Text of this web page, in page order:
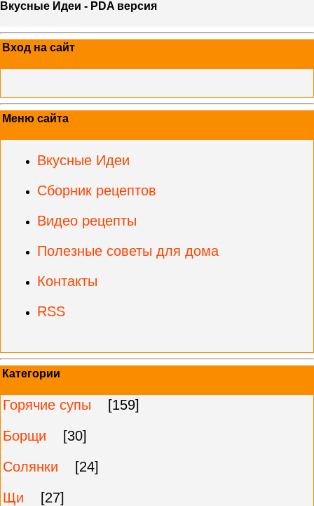
Вкусные Идеи - PDA версия
Вход на сайт
Меню сайта
Вкусные Идеи
Сборник рецептов
Видео рецепты
Полезные советы для дома
Контакты
RSS
Категории
Горячие супы
[159]
Борщи
[30]
Солянки
[24]
Щи
[27]